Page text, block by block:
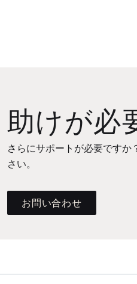
助けが必
さらにサポートが必要ですか
さい。
お問い合わせ